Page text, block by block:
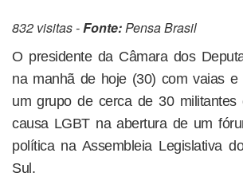
832 visitas -Fonte:Pensa Brasil
O presidente da Câmara dos
na manhã de hoje (30) com vaias e
um grupo de cerca de 30 militantes
causa LGBT na abertura de um
política na Assembleia Legislativa
Sul.